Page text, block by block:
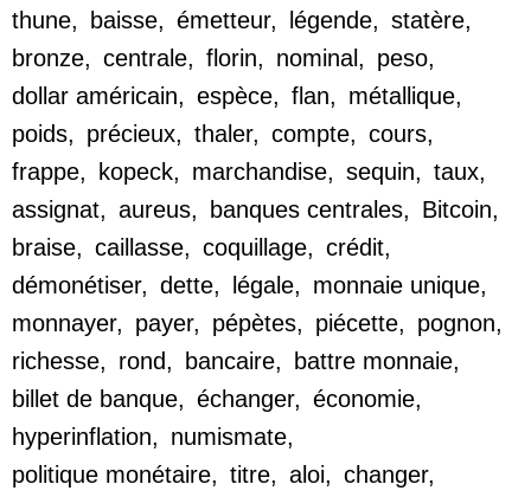
thune, baisse, émetteur, légende, statère,
bronze, centrale, florin, nominal, peso,
dollar américain, espèce, flan, métallique,
poids, précieux, thaler, compte, cours,
frappe, kopeck, marchandise, sequin, taux,
assignat, aureus, banques centrales, Bitcoin,
braise, caillasse, coquillage, crédit,
démonétiser, dette, légale, monnaie unique,
monnayer, payer, pépètes, piécette, pognon,
richesse, rond, bancaire, battre monnaie,
billet de banque, échanger, économie,
hyperinflation, numismate,
politique monétaire, titre, aloi, changer,